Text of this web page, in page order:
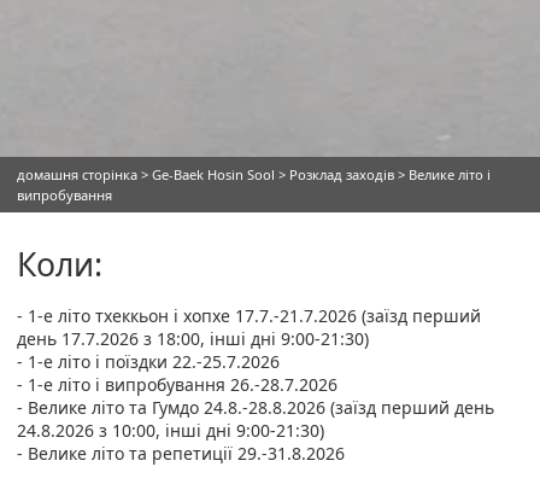
домашня сторінка > Ge-Baek Hosin Sool > Розклад заходів > Велике літо і
випробування
Коли:
- 1-е літо тхеккьон і хопхе 17.7.-21.7.2026 (заїзд перший
день 17.7.2026 з 18:00, інші дні 9:00-21:30)
- 1-е літо і поїздки 22.-25.7.2026
- 1-е літо і випробування 26.-28.7.2026
- Велике літо та Гумдо 24.8.-28.8.2026 (заїзд перший день
24.8.2026 з 10:00, інші дні 9:00-21:30)
- Велике літо та репетиції 29.-31.8.2026